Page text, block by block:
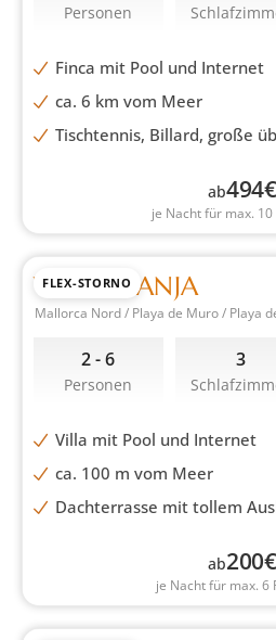
Personen
Finca mit Pool und Internet
ca. 6 km vom Meer
Tischtennis, Billard, große
ab494€
je Nacht für max.
FLEX-STORNO
VILLA MANJA
Mallorca Nord / Playa de Muro / Playa
2 - 6
Personen
3
Villa mit Pool und Internet
ca. 100 m vom Meer
Dachterrasse mit tollem
ab200€
je Nacht für max. 6